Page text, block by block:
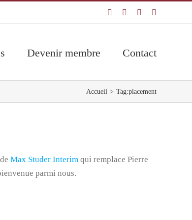
FacebookLinkedInYouTube
Devenir membre Contact
Accueil Tag:placement
Max Studer Interim qui remplace Pierre
parmi nous.